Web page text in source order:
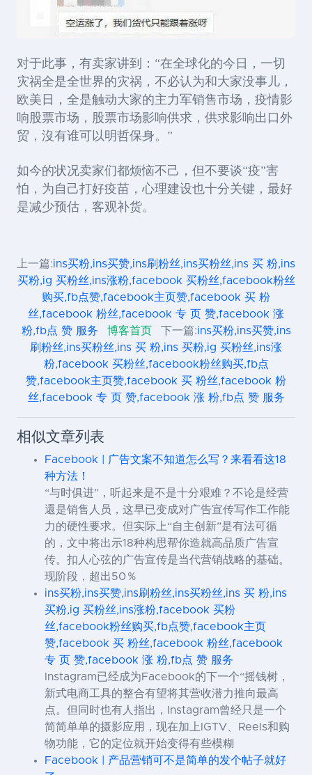
对于此事，有卖家讲到：“在全球化的今日，一切
灾祸全是全世界的灾祸，不必认为和大家没事儿，
欧美日，全是触动大家的主力军销售市场，疫情影
响股票市场，股票市场影响供求，供求影响出口外
贸，沒有谁可以明哲保身。”
如今的状况卖家们都烦恼不己，但不要谈“疫”害
怕， 为自己打好疫苗，心理建设也十分关键，最好
是减少预估，客观补货。
上一篇:ins买粉,ins买赞,ins刷粉丝,ins买粉丝,ins 买 粉,ins
买粉,ig 买粉丝,ins涨粉,facebook 买粉丝,facebook粉丝
购买,fb点赞,facebook主页赞,facebook 买 粉
丝,facebook 粉丝,facebook 专 页 赞,facebook 涨
粉,fb点 赞 服务
博客首页 下一篇:ins买粉,ins买赞,ins
刷粉丝,ins买粉丝,ins 买 粉,ins 买粉,ig 买粉丝,ins涨
粉,facebook 买粉丝,facebook粉丝购买,fb点
赞,facebook主页赞,facebook 买 粉丝,facebook 粉
丝,facebook 专 页 赞,facebook 涨 粉,fb点 赞 服务
相似文章列表
Facebook | 广告文案不知道怎么写？来看看这18
种方法！
“与时俱进”，听起来是不是十分艰难？不论是经营
還是销售人员，这早已变成对广告宣传写作工作能
力的硬性要求。但实际上“自主创新”是有法可循
的，文中将出示18种构思帮你造就高品质广告宣
传。扣人心弦的广告宣传是当代营销战略的基础。
现阶段，超出50％
ins买粉,ins买赞,ins刷粉丝,ins买粉丝,ins 买 粉,ins
买粉,ig 买粉丝,ins涨粉,facebook 买粉
丝,facebook粉丝购买,fb点赞,facebook主页
赞,facebook 买 粉丝,facebook 粉丝,facebook
专 页 赞,facebook 涨 粉,fb点 赞 服务
Instagram已经成为Facebook的下一个“摇钱树，
新式电商工具的整合有望将其营收潜力推向最高
点。但同时也有人指出，Instagram曾经只是一个
简简单单的摄影应用，现在加上IGTV、Reels和购
物功能，它的定位就开始变得有些模糊
Facebook | 产品营销可不是简单的发个帖子就好